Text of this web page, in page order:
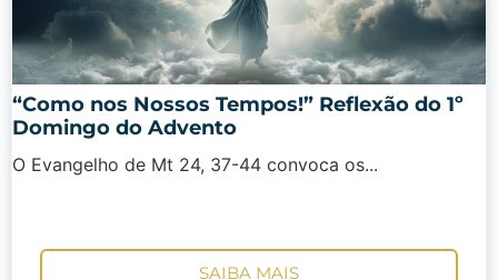
“Como nos Nossos Tempos!” Reflexão do 1º
Domingo do Advento
O Evangelho de Mt 24, 37-44 convoca os...
SAIBA MAIS